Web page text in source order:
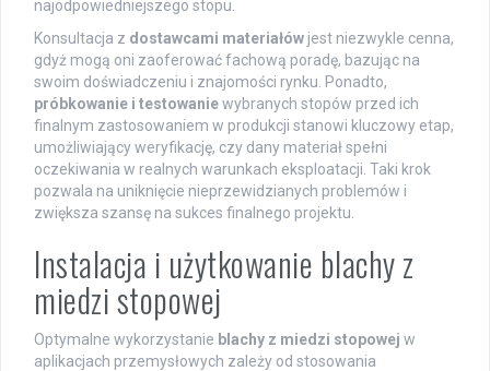
najodpowiedniejszego stopu.
Konsultacja z dostawcami materiałów jest niezwykle cenna,
gdyż mogą oni zaoferować fachową poradę, bazując na
swoim doświadczeniu i znajomości rynku. Ponadto,
próbkowanie i testowaniewybranych stopów przed ich
finalnym zastosowaniem w produkcji stanowi kluczowy etap,
umożliwiający weryfikację, czy dany materiał spełni
oczekiwania w realnych warunkach eksploatacji. Taki krok
pozwala na uniknięcie nieprzewidzianych problemów i
zwiększa szansę na sukces finalnego projektu.
Instalacja i użytkowanie blachy z
miedzi stopowej
Optymalne wykorzystanie blachy z miedzi stopowej w
aplikacjach przemysłowych zależy od stosowania